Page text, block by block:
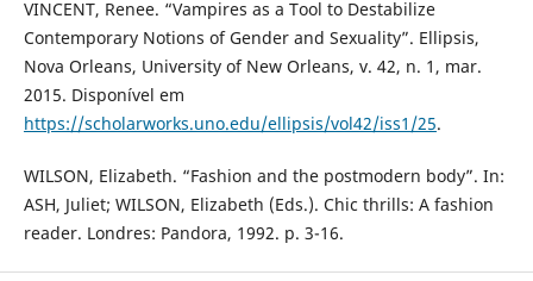
VINCENT, Renee. “Vampires as a Tool to Destabilize
Contemporary Notions of Gender and Sexuality”. Ellipsis,
Nova Orleans, University of New Orleans, v. 42, n. 1, mar.
2015. Disponível em
https://scholarworks.uno.edu/ellipsis/vol42/iss1/25.
WILSON, Elizabeth. “Fashion and the postmodern body”. In:
ASH, Juliet; WILSON, Elizabeth (Eds.). Chic thrills: A fashion
reader. Londres: Pandora, 1992. p. 3-16.